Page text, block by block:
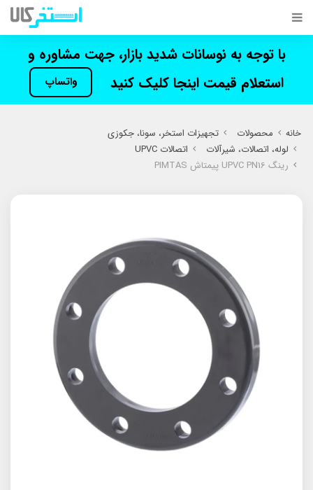
با توجه به نوسانات شدید بازار، جهت مشاوره و
استعلام قیمت اینجا کلیک کنید
واتساپ
خانه محصولات
تجهیزات استخر، سونا، جکوزی
لوله، اتصالات، شیرآلات
اتصالات UPVC
رینگ UPVC PN16 پیمتاش PIMTAS